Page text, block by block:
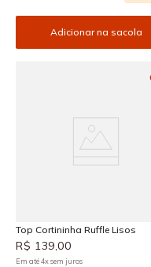
Adicionar na sacola
Top Cortininha Ruffle Lisos
R$ 139,00
Em até4xsem juros